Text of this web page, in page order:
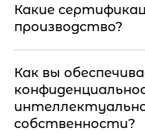
Какие
производство?
Как вы
собственности?